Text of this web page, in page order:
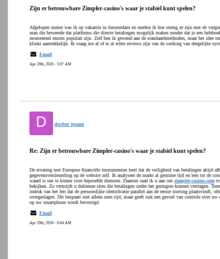
Zijn er betrouwbare Zimpler-casino's waar je stabiel kunt spelen?
Afgelopen zomer was ik op vakantie in Amsterdam en merkte ik hoe streng ze zijn met de
man die beweerde dat platforms die directe betalingen mogelijk maken zonder dat je een
momenteel enorm populair zijn. Zelf ben ik gewend aan de standaardmethoden, maar het idee
klinkt aantrekkelijk. Ik vraag me af of er al echte reviews zijn van de werking van dergelijke
Email
Apr 29th, 2026 - 5:07 AM
D dovber jerami
Re: Zijn er betrouwbare Zimpler-casino's waar je stabiel kunt spelen?
De ervaring met Europese financiële instrumenten leert dat de veiligheid van betalingen altijd
gegevensversleuteling op de website zelf. Ik analyseer de markt al geruime tijd en ben tot de
waard is om te kiezen voor beproefde diensten. Daarom raad ik u aan om zimpler-casino.com
bekijken. Zo vermijdt u dubieuze sites die betalingen onder het geringste kunnen vertragen.
indruk van het feit dat de persoonlijke identificatie parallel aan de eerste storting plaatsvindt,
overgeslagen. Dit bespaart niet alleen uren tijd, maar geeft ook een gevoel van controle over
op uw smartphone wordt bevestigd.
Email
Apr 29th, 2026 - 6:04 AM